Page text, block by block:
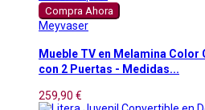
Compra Ahora
Meyvaser
Mueble TV en Melamina Color
con 2 Puertas - Medidas...
259,90 €